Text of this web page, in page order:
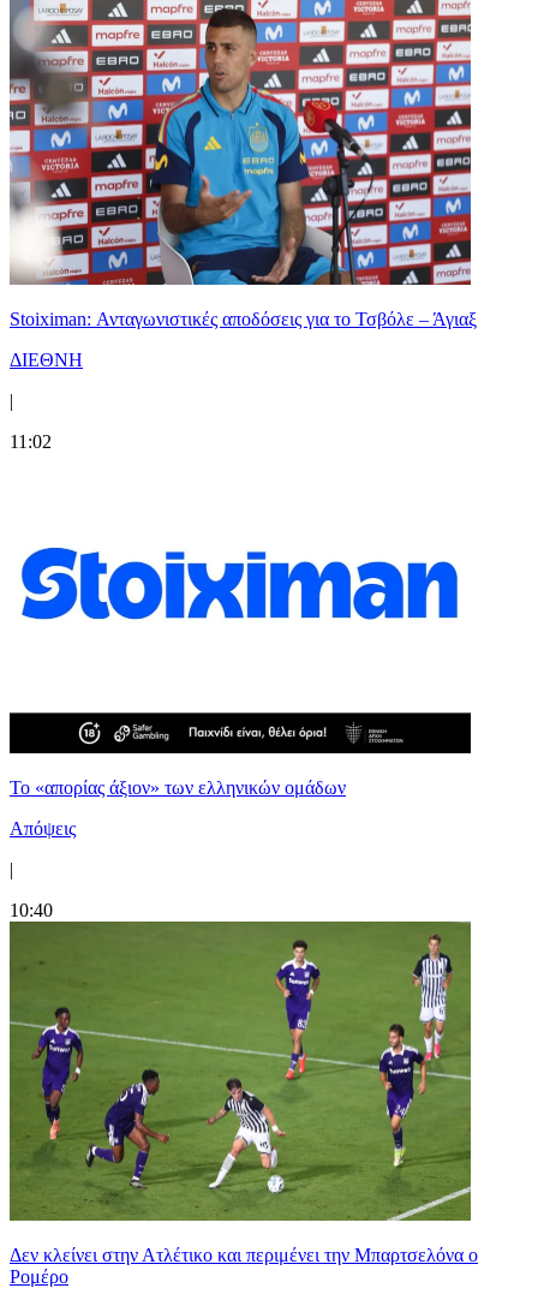
Stoiximan: Ανταγωνιστικές αποδόσεις για το Τσβόλε – Άγιαξ
ΔΙΕΘΝΗ
|
11:02
Το «απορίας άξιον» των ελληνικών ομάδων
Απόψεις
|
10:40
Δεν κλείνει στην Ατλέτικο και περιμένει την Μπαρτσελόνα ο
Ρομέρο